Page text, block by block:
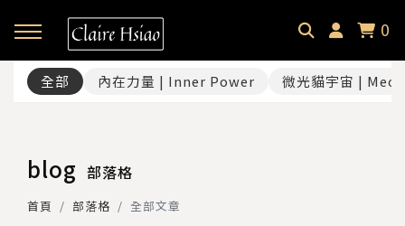
0
回主選單
微光中的貓｜Claire Hsiao
回主選單
文字裡的微光貓｜Blog
回主選單
催眠預約｜Hypnotherapy
全部 內在力量 | Inner Power 微光貓宇宙 |
blog 部落格
首頁 部落格 全部文章